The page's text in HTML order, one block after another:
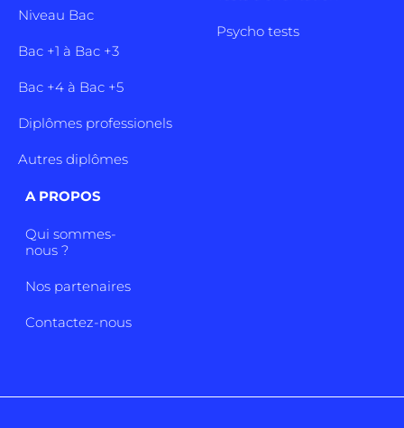
Niveau Bac
Bac +1 à Bac +3
Bac +4 à Bac +5
Diplômes professionels
Autres diplômes
Psycho tests
A PROPOS
Qui sommes-
nous ?
Nos partenaires
Contactez-nous